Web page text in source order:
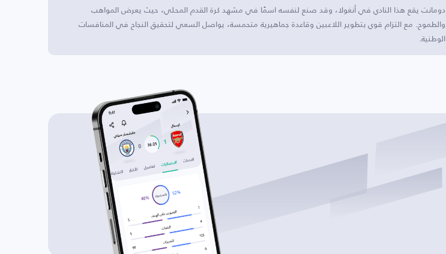
دومانت يقع هذا النادي في أنغولا، وقد صنع لنفسه اسمًا في مشهد كرة القدم المحلي، حيث يعرض المواهب
والطموح. مع التزام قوي بتطوير اللاعبين وقاعدة جماهيرية متحمسة، يواصل السعي لتحقيق النجاح في المنافسات
الوطنية.